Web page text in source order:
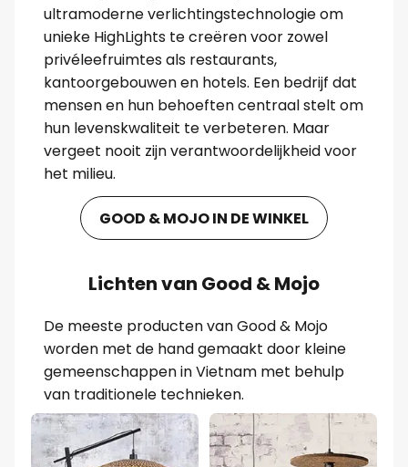
ultramoderne verlichtingstechnologie om
unieke HighLights te creëren voor zowel
privéleefruimtes als restaurants,
kantoorgebouwen en hotels. Een bedrijf dat
mensen en hun behoeften centraal stelt om
hun levenskwaliteit te verbeteren. Maar
vergeet nooit zijn verantwoordelijkheid voor
het milieu.
GOOD & MOJO IN DE WINKEL
Lichten van Good & Mojo
De meeste producten van Good & Mojo
worden met de hand gemaakt door kleine
gemeenschappen in Vietnam met behulp
van traditionele technieken.